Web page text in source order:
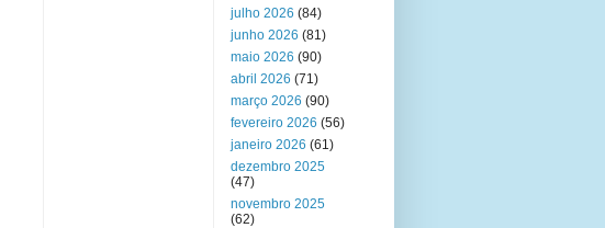
julho 2026 (84)
junho 2026 (81)
maio 2026 (90)
abril 2026 (71)
março 2026 (90)
fevereiro 2026 (56)
janeiro 2026 (61)
dezembro 2025
(47)
novembro 2025
(62)